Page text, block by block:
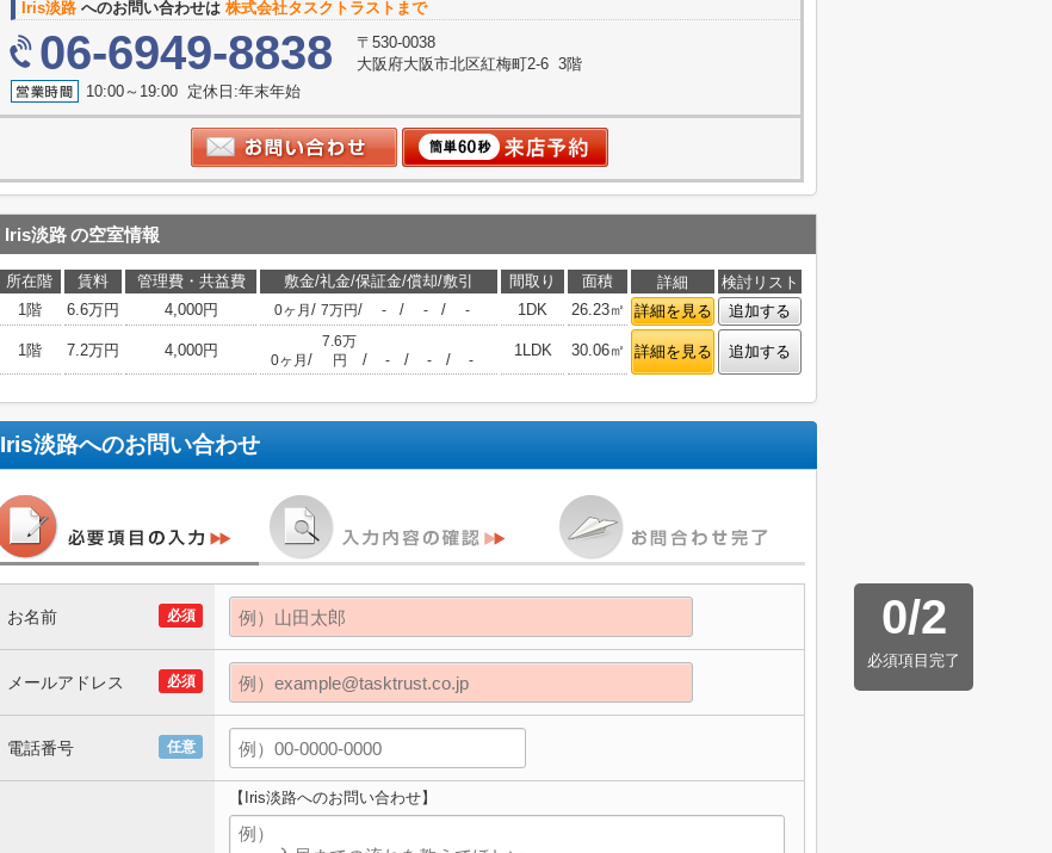
Iris淡路 へのお問い合わせは 株式会社タスクトラストまで
06-6949-8838
〒530-0038
大阪府大阪市北区紅梅町2-6 3階
10:00～19:00 定休日:年末年始
Iris淡路の空室情報
所在階 賃料 管理費・共益費 敷金/礼金/保証金/償却/敷引 間取り 面積 詳細
検討リスト
1階
6.6万円 4,000円 0ヶ月 / 7万円/ - / - / - 1DK 26.23㎡ 詳細を見る 追加する
1階 7.2万円 4,000円
0ヶ月 /
7.6万
円
/ - / - / -
1LDK 30.06㎡ 詳細を見る 追加する
Iris淡路へのお問い合わせ
0/2
必須項目完了
必須
お名前
必須
メールアドレス
任意
電話番号
【Iris淡路へのお問い合わせ】